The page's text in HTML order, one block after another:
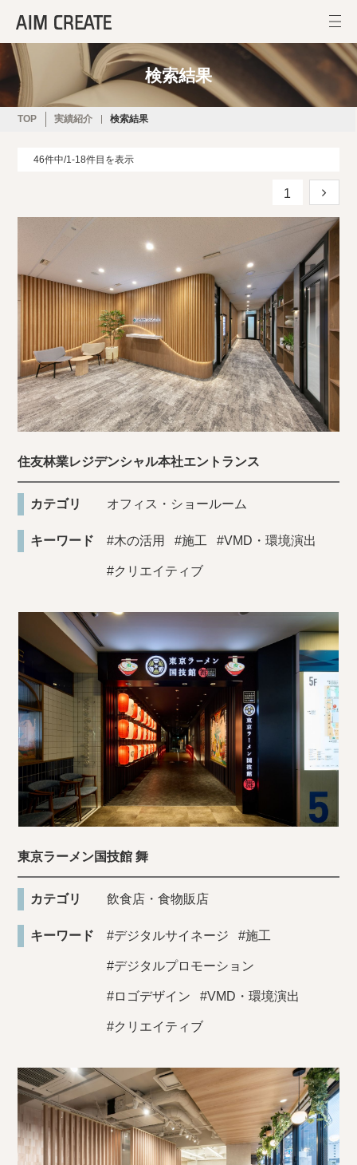
検索結果
TOP 実績紹介 検索結果
46件中/1-18件目を表示
1
住友林業レジデンシャル本社エントランス
カテゴリ オフィス・ショールーム
キーワード #木の活用 #施工 #VMD・環境演出
#クリエイティブ
東京ラーメン国技館 舞
カテゴリ 飲食店・食物販店
キーワード #デジタルサイネージ #施工
#デジタルプロモーション
#ロゴデザイン #VMD・環境演出
#クリエイティブ